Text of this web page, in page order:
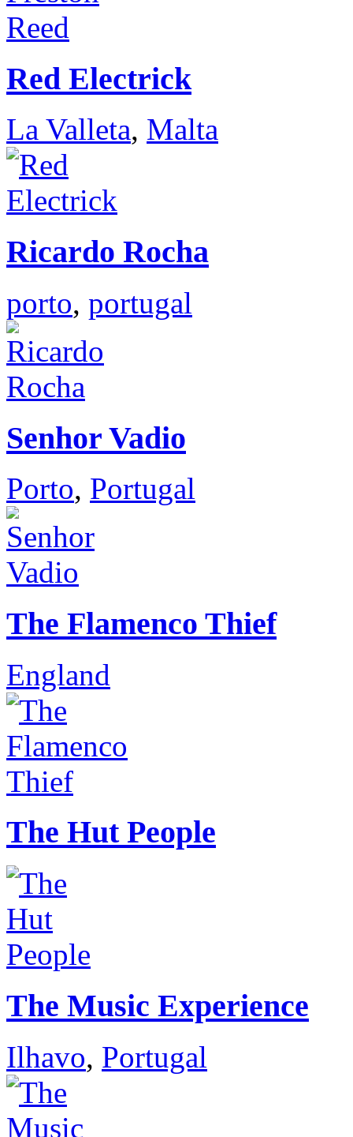
Red Electrick
La Valleta, Malta
Ricardo Rocha
porto, portugal
Senhor Vadio
Porto, Portugal
The Flamenco Thief
England
The Hut People
The Music Experience
Ilhavo, Portugal